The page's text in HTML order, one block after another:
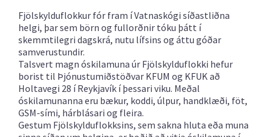
Fjölskylduflokkur fór fram í Vatnaskógi síðastliðna
helgi, þar sem börn og fullorðnir tóku þátt í
skemmtilegri dagskrá, nutu lífsins og áttu góðar
samverustundir.
Talsvert magn óskilamuna úr Fjölskylduflokki hefur
borist til Þjónustumiðstöðvar KFUM og KFUK að
Holtavegi 28 í Reykjavík í þessari viku. Meðal
óskilamunanna eru bækur, koddi, úlpur, handklæði, föt,
GSM-sími, hárblásari og fleira.
Gestum Fjölskylduflokksins, sem sakna hluta eða muna